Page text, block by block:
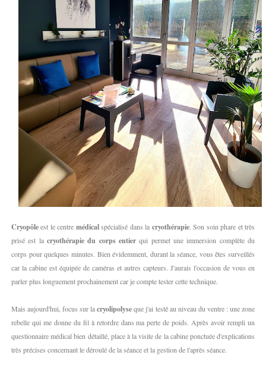
Cryopôleest le centre médicalspécialisé dans la cryothérapie. Son soin phare et très
prisé est la cryothérapie du corps entier qui permet une immersion complète du
corps pour quelques minutes. Bien évidemment, durant la séance, vous êtes surveillés
car la cabine est équipée de caméras et autres capteurs. J'aurais l'occasion de vous en
parler plus longuement prochainement car je compte tester cette technique.
Mais aujourd'hui, focus sur lacryolipolyseque j'ai testé au niveau du ventre : une zone
rebelle qui me donne du fil à retordre dans ma perte de poids. Après avoir rempli un
questionnaire médical bien détaillé, place à la visite de la cabine ponctuée d'explications
très précises concernant le déroulé de la séance et la gestion de l'après séance.